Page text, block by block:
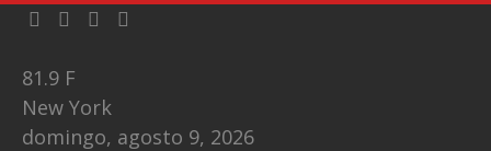
81.9 F
New York
domingo, agosto 9, 2026